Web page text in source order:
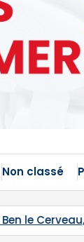
Non classé
Daouda